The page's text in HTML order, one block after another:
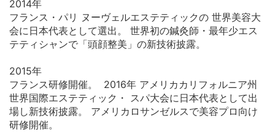
2014年
フランス・パリ ヌーヴェルエステティックの 世界美容大
会に日本代表として選出。 世界初の鍼灸師・最年少エス
テティシャンで「頭顔整美」の新技術披露。
2015年
フランス研修開催。 2016年 アメリカカリフォルニア州
世界国際エステティック・ スパ大会に日本代表として出
場し新技術披露。 アメリカロサンゼルスで美容プロ向け
研修開催。